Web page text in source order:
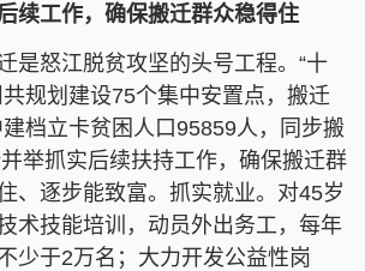
续工作，确保搬迁群众稳得住
怒江脱贫攻坚的头号工程。“十
共规划建设75个集中安置点，搬迁
档立卡贫困人口95859人，同步搬
举抓实后续扶持工作，确保搬迁群
、逐步能致富。抓实就业。对45岁
术技能培训，动员外出务工，每年
少于2万名；大力开发公益性岗